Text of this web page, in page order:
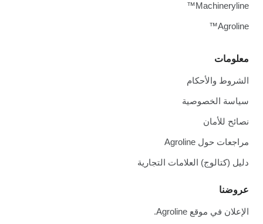
معلومات
الشروط والأحكام
سياسة الخصوصية
نصائح للأمان
مراجعات حول Agroline
دليل (كتالوج) العلامات التجارية
عروضنا
الإعلان في موقع Agroline.
Machineryline™
Agroline™